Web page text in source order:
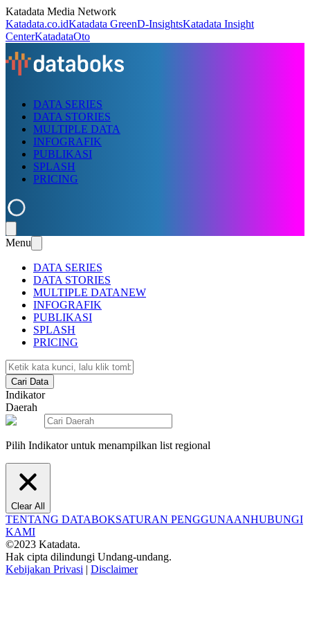
Katadata Media Network
Katadata.co.idKatadata GreenD-InsightsKatadata Insight
CenterKatadataOto
DATA SERIES
DATA STORIES
MULTIPLE DATA
INFOGRAFIK
PUBLIKASI
SPLASH
PRICING
Menu
DATA SERIES
DATA STORIES
MULTIPLE DATANEW
INFOGRAFIK
PUBLIKASI
SPLASH
PRICING
Cari Data
Indikator
Daerah
Pilih Indikator untuk menampilkan list regional
Clear All
TENTANG DATABOKSATURAN PENGGUNAANHUBUNGI
KAMI
©2023 Katadata.
Hak cipta dilindungi Undang-undang.
Kebijakan Privasi | Disclaimer